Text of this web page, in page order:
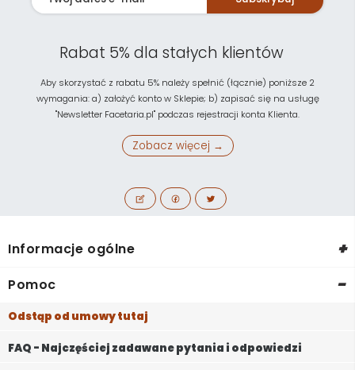
Rabat 5% dla stałych klientów
Aby skorzystać z rabatu 5% należy spełnić (łącznie) poniższe 2
wymagania: a) założyć konto w Sklepie; b) zapisać się na usługę
"Newsletter Facetaria.pl" podczas rejestracji konta Klienta.
Zobacz więcej →
Informacje ogólne +
Pomoc -
Odstąp od umowy tutaj
FAQ - Najczęściej zadawane pytania i odpowiedzi